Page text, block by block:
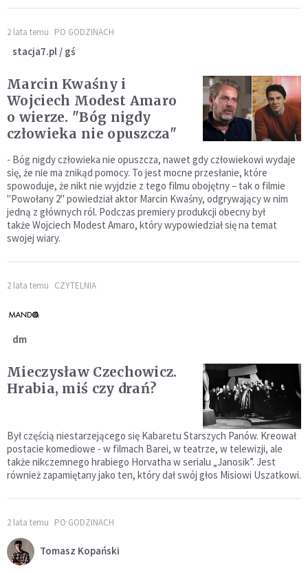
2 lata temu PO GODZINACH
stacja7.pl / gś
Marcin Kwaśny i
Wojciech Modest Amaro
o wierze. "Bóg nigdy
człowieka nie opuszcza"
- Bóg nigdy człowieka nie opuszcza, nawet gdy człowiekowi wydaje
się, że nie ma znikąd pomocy. To jest mocne przesłanie, które
spowoduje, że nikt nie wyjdzie z tego filmu obojętny – tak o filmie
"Powołany 2" powiedział aktor Marcin Kwaśny, odgrywający w nim
jedną z głównych ról. Podczas premiery produkcji obecny był
także Wojciech Modest Amaro, który wypowiedział się na temat
swojej wiary.
2 lata temu CZYTELNIA
dm
Mieczysław Czechowicz.
Hrabia, miś czy drań?
Był częścią niestarzejącego się Kabaretu Starszych Panów. Kreował
postacie komediowe - w filmach Barei, w teatrze, w telewizji, ale
także nikczemnego hrabiego Horvatha w serialu „Janosik”. Jest
również zapamiętany jako ten, który dał swój głos Misiowi Uszatkowi.
2 lata temu PO GODZINACH
Tomasz Kopański